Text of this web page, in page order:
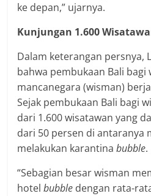
ke depan,” ujarnya.
Kunjungan 1.600
Dalam keterangan persnya,
bahwa pembukaan Bali bagi
mancanegara (wisman)
Sejak pembukaan Bali bagi
dari 1.600 wisatawan yang
dari 50 persen di antaranya
melakukan karantinabubble.
“Sebagian besar wisman
hotelbubble dengan rata-